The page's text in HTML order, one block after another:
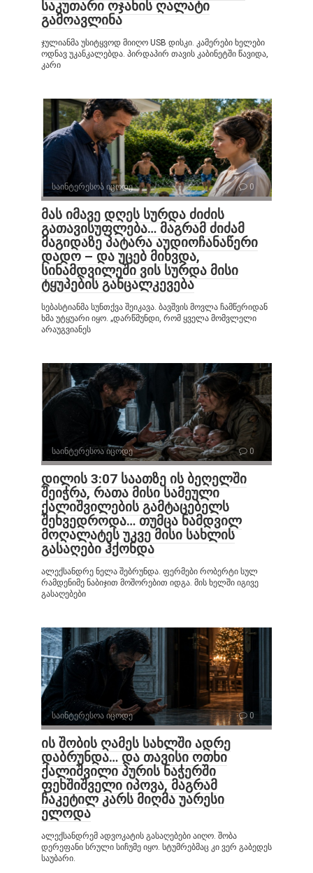
საკუთარი ოჯახის ღალატი
გამოავლინა
ჯულიანმა უსიტყვოდ მიიღო USB დისკი. კამერები ხელები
ოდნავ უკანკალებდა. პირდაპირ თავის კაბინეტში წავიდა,
კარი
საინტერესოა იცოდე 0
მას იმავე დღეს სურდა ძიძის
გათავისუფლება… მაგრამ ძიძამ
მაგიდაზე პატარა აუდიოჩანაწერი
დადო – და უცებ მიხვდა,
სინამდვილეში ვის სურდა მისი
ტყუპების განცალკევება
სებასტიანმა სუნთქვა შეიკავა. ბავშვის მოვლა ჩამწერიდან
ხმა უტყუარი იყო. „დარწმუნდი, რომ ყველა მომვლელი
არაუგვიანეს
საინტერესოა იცოდე 0
დილის 3:07 საათზე ის ბეღელში
შეიჭრა, რათა მისი სამეული
ქალიშვილების გამტაცებელს
შეხვედროდა… თუმცა ნამდვილ
მოღალატეს უკვე მისი სახლის
გასაღები ჰქონდა
ალექსანდრე ნელა შებრუნდა. ფერმები რობერტი სულ
რამდენიმე ნაბიჯით მოშორებით იდგა. მის ხელში იგივე
გასაღებები
საინტერესოა იცოდე 0
ის შობის ღამეს სახლში ადრე
დაბრუნდა… და თავისი ოთხი
ქალიშვილი პურის ნაჭერში
ფეხშიშველი იპოვა, მაგრამ
ჩაკეტილ კარს მიღმა უარესი
ელოდა
ალექსანდრემ ადვოკატის გასაღებები აიღო. შობა
დერეფანი სრული სიჩუმე იყო. სტუმრებმაც კი ვერ გაბედეს
საუბარი.